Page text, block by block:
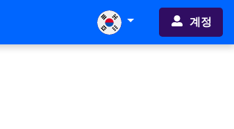
계정